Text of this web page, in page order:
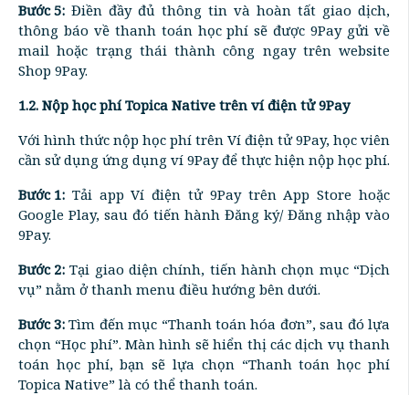
Bước 5: Điền đầy đủ thông tin và hoàn tất giao dịch,
thông báo về thanh toán học phí sẽ được 9Pay gửi về
mail hoặc trạng thái thành công ngay trên website
Shop 9Pay.
1.2. Nộp học phí Topica Native trên ví điện tử 9Pay
Với hình thức nộp học phí trên Ví điện tử 9Pay, học viên
cần sử dụng ứng dụng ví 9Pay để thực hiện nộp học phí.
Bước 1: Tải app Ví điện tử 9Pay trên App Store hoặc
Google Play, sau đó tiến hành Đăng ký/ Đăng nhập vào
9Pay.
Bước 2: Tại giao diện chính, tiến hành chọn mục “Dịch
vụ” nằm ở thanh menu điều hướng bên dưới.
Bước 3: Tìm đến mục “Thanh toán hóa đơn”, sau đó lựa
chọn “Học phí”. Màn hình sẽ hiển thị các dịch vụ thanh
toán học phí, bạn sẽ lựa chọn “Thanh toán học phí
Topica Native” là có thể thanh toán.